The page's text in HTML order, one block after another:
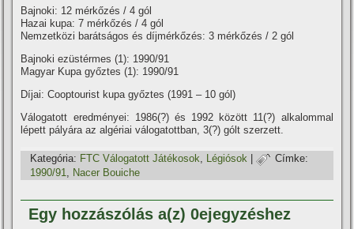
Bajnoki: 12 mérkőzés / 4 gól
Hazai kupa: 7 mérkőzés / 4 gól
Nemzetközi barátságos és dí­jmérkőzés: 3 mérkőzés / 2 gól
Bajnoki ezüstérmes (1): 1990/91
Magyar Kupa győztes (1): 1990/91
Dí­jai: Cooptourist kupa győztes (1991 – 10 gól)
Válogatott eredményei: 1986(?) és 1992 között 11(?) alkalommal
lépett pályára az algériai válogatottban, 3(?) gólt szerzett.
Kategória: FTC Válogatott Játékosok, Légiósok |
Címke:
1990/91, Nacer Bouiche
Egy hozzászólás a(z) 0ejegyzéshez